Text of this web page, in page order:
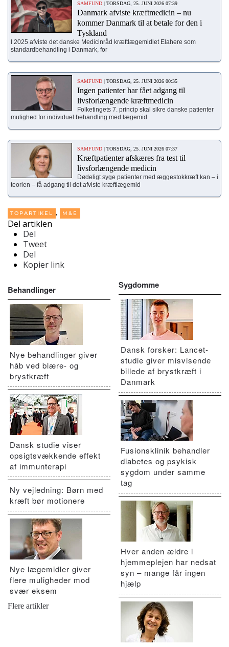
SAMFUND | TORSDAG, 25. JUNI 2026 07:39
Danmark afviste kræftmedicin – nu
kommer Danmark til at betale for den i
Tyskland
I 2025 afviste det danske Medicinråd kræftlægemidlet Elahere som
standardbehandling i Danmark, for
SAMFUND | TORSDAG, 25. JUNI 2026 00:35
Ingen patienter har fået adgang til
livsforlængende kræftmedicin
Folketingets 7. princip skal sikre danske patienter
mulighed for individuel behandling med lægemid
SAMFUND | TORSDAG, 25. JUNI 2026 07:37
Kræftpatienter afskæres fra test til
livsforlængende medicin
Dødeligt syge patienter med æggestokkræft kan – i
teorien – få adgang til det afviste kræftlægemid
TOPARTIKEL , M&E
Del artiklen
Del
Tweet
Del
Kopier link
Behandlinger
Nye behandlinger giver
håb ved blære- og
brystkræft
Dansk studie viser
opsigtsvækkende effekt
af immunterapi
Ny vejledning: Børn med
kræft bør motionere
Nye lægemidler giver
flere muligheder mod
svær eksem
Flere artikler
Sygdomme
Dansk forsker: Lancet-
studie giver misvisende
billede af brystkræft i
Danmark
Fusionsklinik behandler
diabetes og psykisk
sygdom under samme
tag
Hver anden ældre i
hjemmeplejen har nedsat
syn – mange får ingen
hjælp